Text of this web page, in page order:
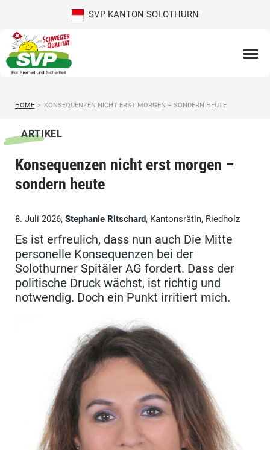
SVP KANTON SOLOTHURN
HOME > KONSEQUENZEN NICHT ERST MORGEN – SONDERN HEUTE
ARTIKEL
Konsequenzen nicht erst morgen –
sondern heute
8. Juli 2026, Stephanie Ritschard, Kantonsrätin, Riedholz
Es ist erfreulich, dass nun auch Die Mitte
personelle Konsequenzen bei der
Solothurner Spitäler AG fordert. Dass der
politische Druck wächst, ist richtig und
notwendig. Doch ein Punkt irritiert mich.